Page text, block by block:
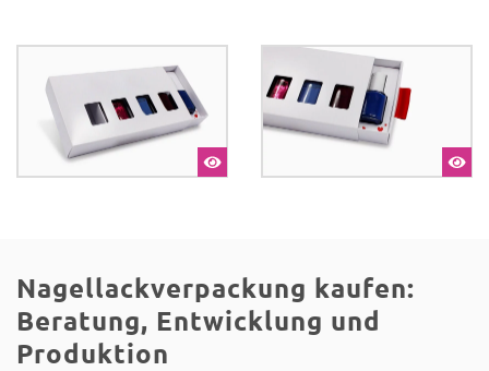
Nagellackverpackung kaufen:
Beratung, Entwicklung und
Produktion